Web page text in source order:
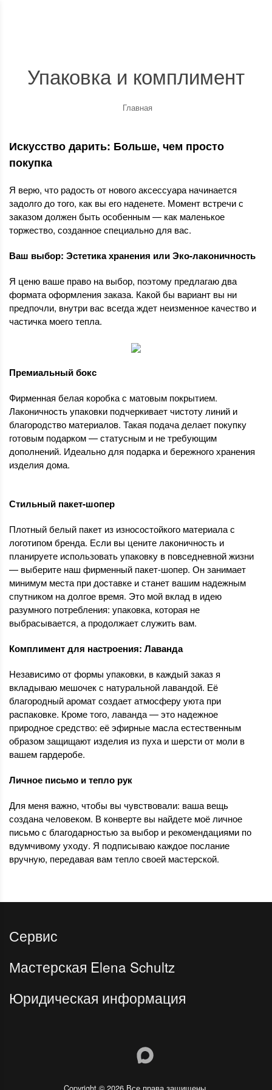
Упаковка и комплимент
Главная
Искусство дарить: Больше, чем просто
покупка
Я верю, что радость от нового аксессуара начинается
задолго до того, как вы его наденете. Момент встречи с
заказом должен быть особенным — как маленькое
торжество, созданное специально для вас.
Ваш выбор: Эстетика хранения или Эко-лаконичность
Я ценю ваше право на выбор, поэтому предлагаю два
формата оформления заказа. Какой бы вариант вы ни
предпочли, внутри вас всегда ждет неизменное качество и
частичка моего тепла.
Премиальный бокс
Фирменная белая коробка с матовым покрытием.
Лаконичность упаковки подчеркивает чистоту линий и
благородство материалов. Такая подача делает покупку
готовым подарком — статусным и не требующим
дополнений. Идеально для подарка и бережного хранения
изделия дома.
Стильный пакет-шопер
Плотный белый пакет из износостойкого материала с
логотипом бренда. Если вы цените лаконичность и
планируете использовать упаковку в повседневной жизни
— выберите наш фирменный пакет-шопер. Он занимает
минимум места при доставке и станет вашим надежным
спутником на долгое время. Это мой вклад в идею
разумного потребления: упаковка, которая не
выбрасывается, а продолжает служить вам.
Комплимент для настроения: Лаванда
Независимо от формы упаковки, в каждый заказ я
вкладываю мешочек с натуральной лавандой. Её
благородный аромат создает атмосферу уюта при
распаковке. Кроме того, лаванда — это надежное
природное средство: её эфирные масла естественным
образом защищают изделия из пуха и шерсти от моли в
вашем гардеробе.
Личное письмо и тепло рук
Для меня важно, чтобы вы чувствовали: ваша вещь
создана человеком. В конверте вы найдете моё личное
письмо с благодарностью за выбор и рекомендациями по
вдумчивому уходу. Я подписываю каждое послание
вручную, передавая вам тепло своей мастерской.
Сервис
Мастерская Elena Schultz
Юридическая информация